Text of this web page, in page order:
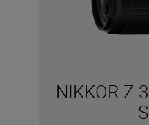
NIKKOR Z
S